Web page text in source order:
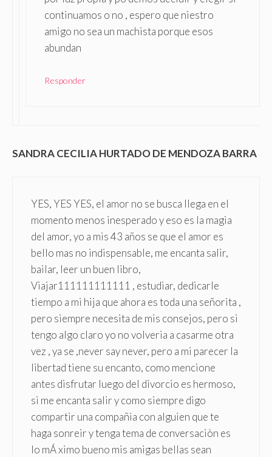
continuamos o no , espero que niestro
amigo no sea un machista porque esos
abundan
Responder
SANDRA CECILIA HURTADO DE MENDOZA BARRA
YES, YES YES, el amor no se busca llega en el
momento menos inesperado y eso es la magia
del amor, yo a mis 43 años se que el amor es
bello mas no indispensable, me encanta salir,
bailar, leer un buen libro,
Viajar111111111111 , estudiar, dedicarle
tiempo a mi hija que ahora es toda una señorita ,
pero siempre necesita de mis consejos, pero si
tengo algo claro yo no volveria a casarme otra
vez , ya se ,never say never, pero a mi parecer la
libertad tiene su encanto, como mencione
antes disfrutar luego del divorcio es hermoso,
si me encanta salir y como siempre digo
compartir una compañìa con alguien que te
haga sonreir y tenga tema de conversaciòn es
lo mÁ ximo bueno mis amigas bellas sean